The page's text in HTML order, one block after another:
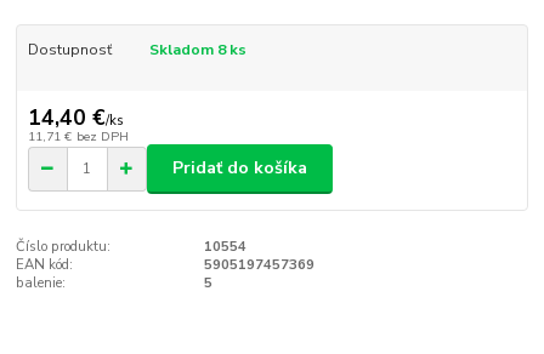
Dostupnosť Skladom 8 ks
14,40 €/ks
11,71 € bez DPH
Pridať do košíka
Číslo produktu:
10554
EAN kód:
5905197457369
balenie:
5